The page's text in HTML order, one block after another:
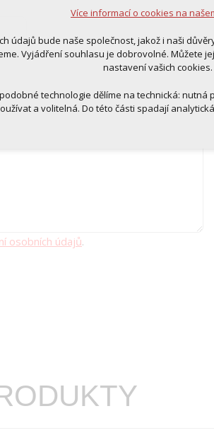
osobních údajů.
pro anonymizované vyhodnocení
cookies (Google, Ecomail, Sklik,
Více informací o cookies na
Více informací o cookies na
údajů bude naše společnost, jakož i naši
Vyjádření souhlasu je dobrovolné. Můžete
nastavení vašich cookies.
technologie dělíme na technická: nutná
a volitelná. Do této části spadají